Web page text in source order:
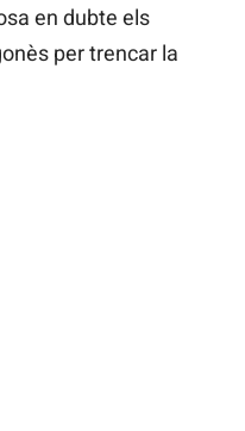
en dubte els
per trencar la